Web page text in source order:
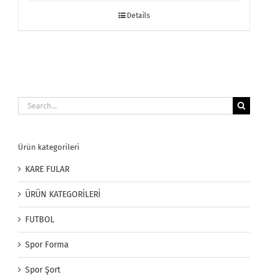
Details
Search
for:
Ürün kategorileri
KARE FULAR
ÜRÜN KATEGORİLERİ
FUTBOL
Spor Forma
Spor Şort